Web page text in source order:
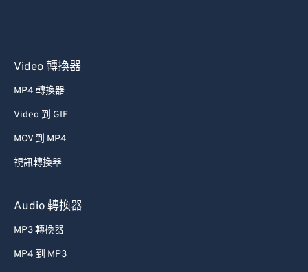
Video 轉換器
MP4 轉換器
Video 到 GIF
MOV 到 MP4
視訊轉換器
Audio 轉換器
MP3 轉換器
MP4 到 MP3